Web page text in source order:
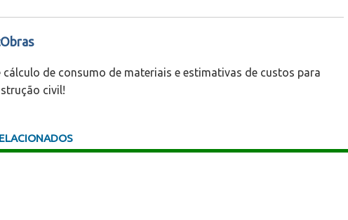
cálculo de consumo de materiais e estimativas de custos para
civil!